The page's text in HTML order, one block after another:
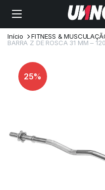
Início FITNESS &
BARRA Z DE ROSCA 31 MM –
25%